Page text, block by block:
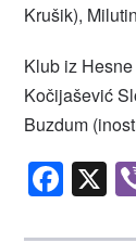
Krušik),
Klub iz
Kočijašević
Buzdum
X